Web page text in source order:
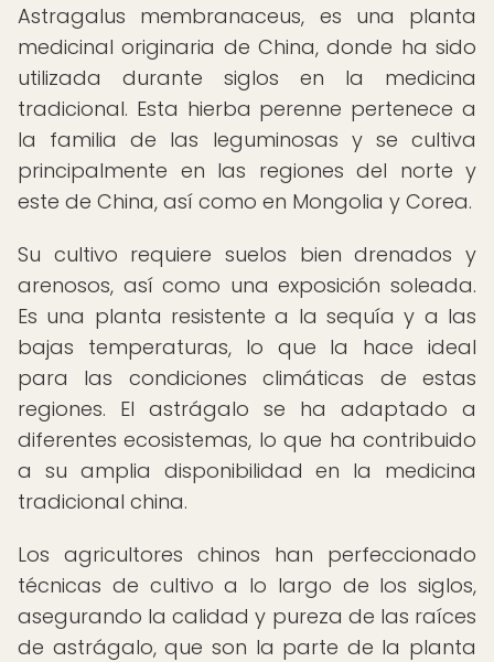
Astragalus membranaceus, es una planta
medicinal originaria de China, donde ha sido
utilizada durante siglos en la medicina
tradicional. Esta hierba perenne pertenece a
la familia de las leguminosas y se cultiva
principalmente en las regiones del norte y
este de China, así como en Mongolia y Corea.
Su cultivo requiere suelos bien drenados y
arenosos, así como una exposición soleada.
Es una planta resistente a la sequía y a las
bajas temperaturas, lo que la hace ideal
para las condiciones climáticas de estas
regiones. El astrágalo se ha adaptado a
diferentes ecosistemas, lo que ha contribuido
a su amplia disponibilidad en la medicina
tradicional china.
Los agricultores chinos han perfeccionado
técnicas de cultivo a lo largo de los siglos,
asegurando la calidad y pureza de las raíces
de astrágalo, que son la parte de la planta